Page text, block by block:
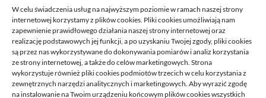
W celu świadczenia usług na najwyższym poziomie w ramach naszej strony
internetowej korzystamy z plików cookies. Pliki cookies umożliwiają nam
zapewnienie prawidłowego działania naszej strony internetowej oraz
realizację podstawowych jej funkcji, a po uzyskaniu Twojej zgody, pliki cookies
są przez nas wykorzystywane do dokonywania pomiarów i analiz korzystania
ze strony internetowej, a także do celów marketingowych. Strona
wykorzystuje również pliki cookies podmiotów trzecich w celu korzystania z
zewnętrznych narzędzi analitycznych i marketingowych. Aby wyrazić zgodę
na instalowanie na Twoim urządzeniu końcowym plików cookies wszystkich
READ MORE